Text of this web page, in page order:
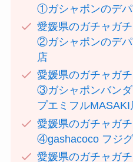
①ガシャポンのデ
愛媛県のガチャガ
②ガシャポンのデ
店
愛媛県のガチャガ
③ガシャポンバン
プエミフルMASAKI
愛媛県のガチャガ
④gashacoco フジ
愛媛県のガチャガ